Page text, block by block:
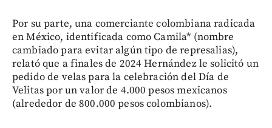
Por su parte, una comerciante colombiana radicada
en México, identificada como Camila* (nombre
cambiado para evitar algún tipo de represalias),
relató que a finales de 2024 Hernández le solicitó un
pedido de velas para la celebración del Día de
Velitas por un valor de 4.000 pesos mexicanos
(alrededor de 800.000 pesos colombianos).